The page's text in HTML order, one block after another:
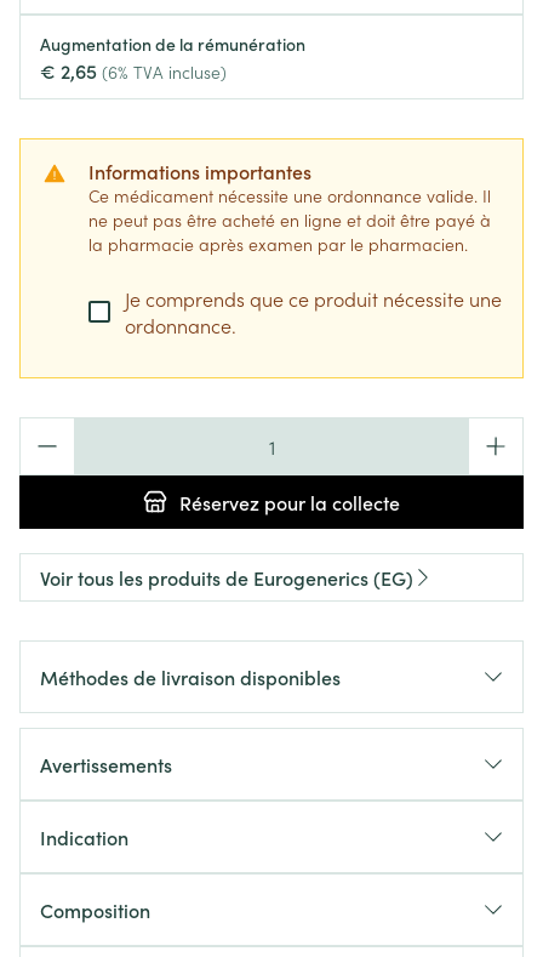
Augmentation de la rémunération
€ 2,65 (6% TVA incluse)
Informations importantes
Ce médicament nécessite une ordonnance valide. Il
ne peut pas être acheté en ligne et doit être payé à
la pharmacie après examen par le pharmacien.
Je comprends que ce produit nécessite une
ordonnance.
Réservez pour la collecte
Voir tous les produits de Eurogenerics (EG)
Méthodes de livraison disponibles
Avertissements
Indication
Composition